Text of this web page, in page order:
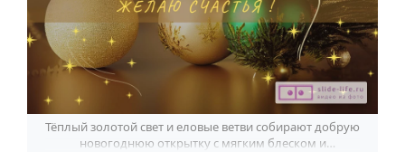
Тёплый золотой свет и еловые ветви собирают добрую
новогоднюю открытку с мягким блеском и